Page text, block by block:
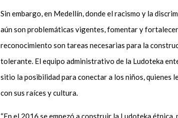
Sin embargo, en Medellín, donde el racismo y la
aún son problemáticas vigentes, fomentar y
reconocimiento son tareas necesarias para la
tolerante. El equipo administrativo de la Ludoteka
sitio la posibilidad para conectar a los niños, quienes
con sus raíces y cultura.
“En el 2016 se empezó a construir la Ludoteka